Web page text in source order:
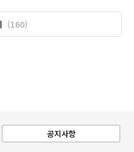
(160)
공지사항